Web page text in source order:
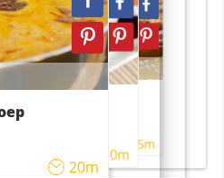
45m
20m
40m
55m